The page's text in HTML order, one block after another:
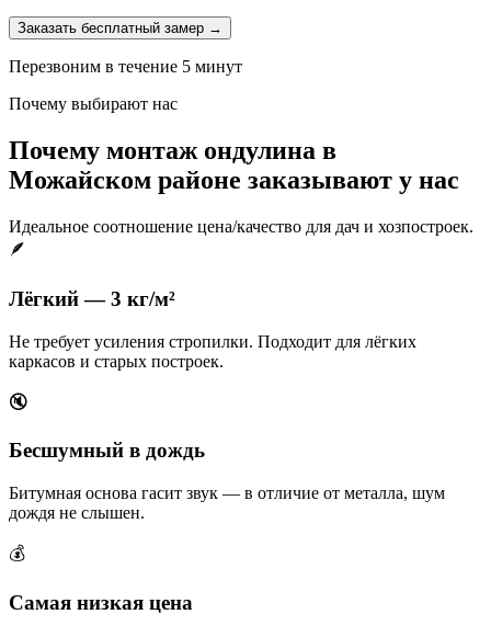
Заказать бесплатный замер →
Перезвоним в течение 5 минут
Почему выбирают нас
Почему монтаж ондулина в
Можайском районе заказывают у нас
Идеальное соотношение цена/качество для дач и хозпостроек.
🪶
Лёгкий — 3 кг/м²
Не требует усиления стропилки. Подходит для лёгких
каркасов и старых построек.
🔇
Бесшумный в дождь
Битумная основа гасит звук — в отличие от металла, шум
дождя не слышен.
💰
Самая низкая цена